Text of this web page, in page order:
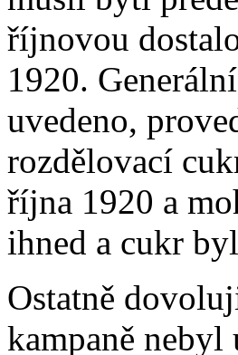
říjnovou
1920.
uvedeno,
rozdělovací
října 1920 a
ihned a cukr
Ostatně
kampaně